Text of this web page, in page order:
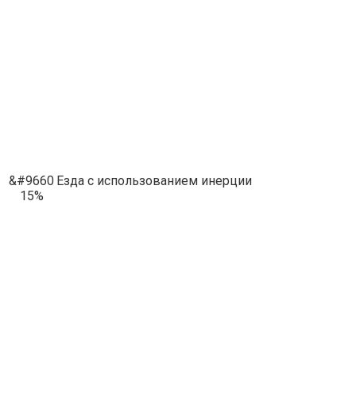
&#9660
15%
Езда с использованием инерции